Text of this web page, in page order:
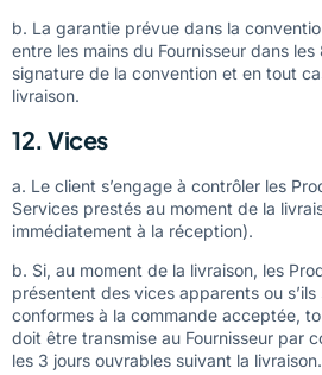
b. La garantie prévue dans la
entre les mains du Fournisseur dans les
signature de la convention et en tout
livraison.
12. Vices
a. Le client s’engage à contrôler les
Services prestés au moment de la
immédiatement à la réception).
b. Si, au moment de la livraison, les
présentent des vices apparents ou
conformes à la commande acceptée,
doit être transmise au Fournisseur par
les 3 jours ouvrables suivant la